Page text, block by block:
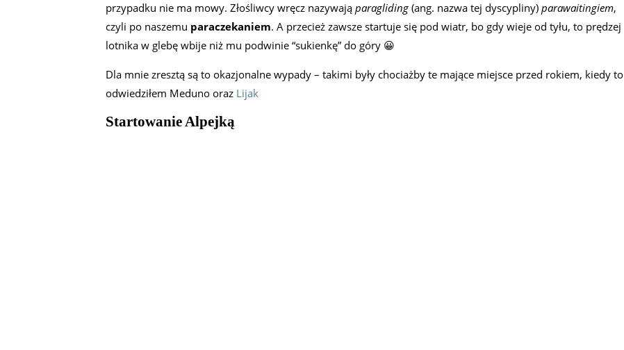
przypadku nie ma mowy. Złośliwcy wręcz nazywają paragliding (ang. nazwa tej dyscypliny) parawaitingiem,
czyli po naszemu paraczekaniem. A przecież zawsze startuje się pod wiatr, bo gdy wieje od tyłu, to prędzej
lotnika w glebę wbije niż mu podwinie “sukienkę” do góry 😀
Dla mnie zresztą są to okazjonalne wypady – takimi były chociażby te mające miejsce przed rokiem, kiedy to
odwiedziłem Meduno oraz Lijak
Startowanie Alpejką